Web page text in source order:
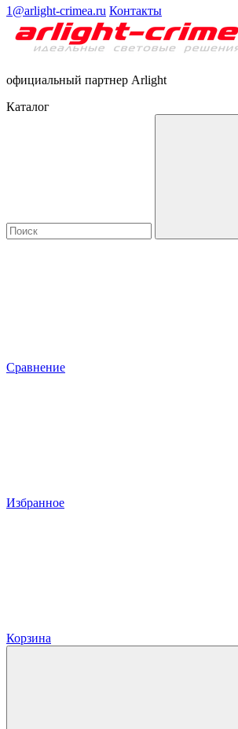
1@arlight-crimea.ru Контакты
официальный партнер Arlight
Каталог
Сравнение
Избранное
Корзина